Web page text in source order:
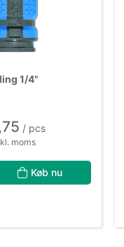
1/4"
/ pcs
moms
Køb nu